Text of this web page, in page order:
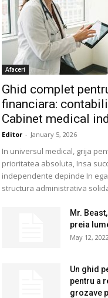
Afaceri
Ghid complet
financiara:
Cabinet medical
Editor - January 5, 2026
In universul medical, grija
prioritatea absoluta, Insa
independente depinde In
structura administrativa
Mr.
preia
May 12,
Un ghid
pentru a
grozave